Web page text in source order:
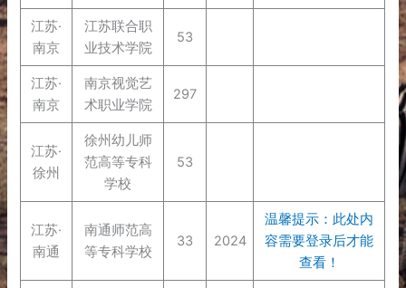
江苏·
南京
江苏联合职
业技术学院
53
江苏·
南京
南京视觉艺
术职业学院
297
江苏·
徐州
徐州幼儿师
范高等专科
学校
53
江苏·
南通
南通师范高
等专科学校
33 2024
温馨提示：此处内
容需要登录后才能
查看！